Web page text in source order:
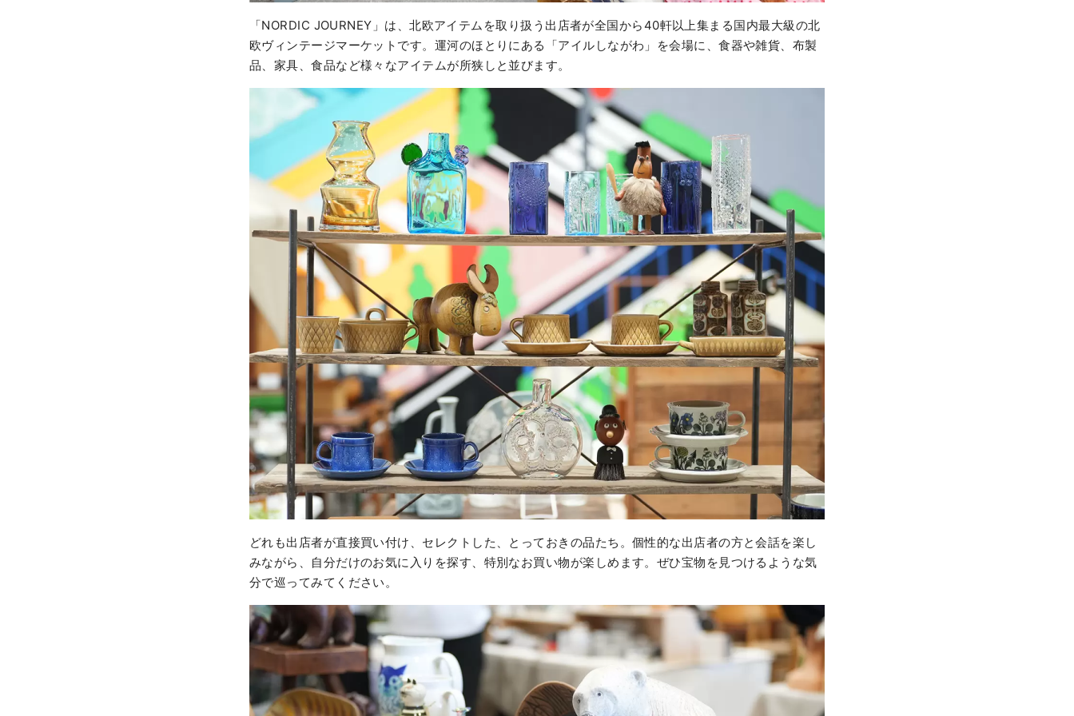
「NORDIC JOURNEY」は、北欧アイテムを取り扱う出店者が全国から40軒以上集まる国内最大級の北
欧ヴィンテージマーケットです。運河のほとりにある「アイルしながわ」を会場に、食器や雑貨、布製
品、家具、食品など様々なアイテムが所狭しと並びます。
どれも出店者が直接買い付け、セレクトした、とっておきの品たち。個性的な出店者の方と会話を楽し
みながら、自分だけのお気に入りを探す、特別なお買い物が楽しめます。ぜひ宝物を見つけるような気
分で巡ってみてください。